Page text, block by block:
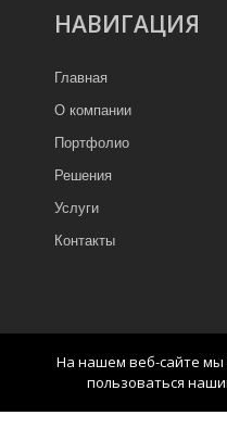
НАВИГАЦИЯ
Главная
О компании
Портфолио
Решения
Услуги
Контакты
На нашем веб-сайте мы
пользоваться